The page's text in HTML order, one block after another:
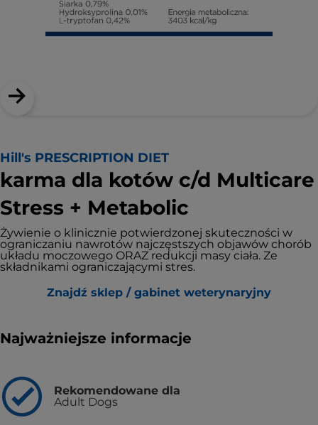
Hill's PRESCRIPTION DIET
karma dla kotów c/d Multicare
Stress + Metabolic
Żywienie o klinicznie potwierdzonej skuteczności w
ograniczaniu nawrotów najczęstszych objawów chorób
układu moczowego ORAZ redukcji masy ciała. Ze
składnikami ograniczającymi stres.
Znajdź sklep / gabinet weterynaryjny
Najważniejsze informacje
Rekomendowane dla
Adult Dogs